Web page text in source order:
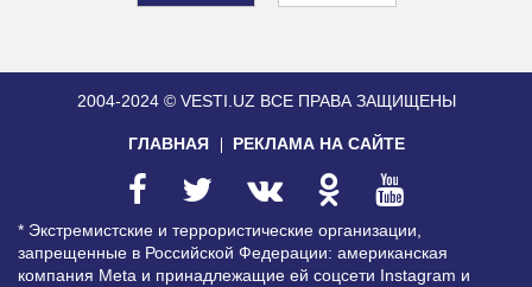
2004-2024 © VESTI.UZ ВСЕ ПРАВА ЗАЩИЩЕНЫ
ГЛАВНАЯ РЕКЛАМА НА САЙТЕ
* Экстремистские и террористические организации,
запрещенные в Российской Федерации: американская
компания Meta и принадлежащие ей соцсети Instagram и